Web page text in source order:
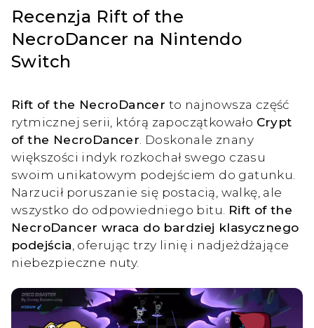
ZALOGUJ
Recenzja Rift of the
NecroDancer na Nintendo
Switch
Rift of the NecroDancer to najnowsza część
rytmicznej serii, którą zapoczątkowało Crypt
of the NecroDancer . Doskonale znany
większości indyk rozkochał swego czasu
swoim unikatowym podejściem do gatunku.
Narzucił poruszanie się postacią, walkę, ale
wszystko do odpowiedniego bitu. Rift of the
NecroDancer wraca do bardziej klasycznego
podejścia , oferując trzy linię i nadjeżdżające
niebezpieczne nuty.